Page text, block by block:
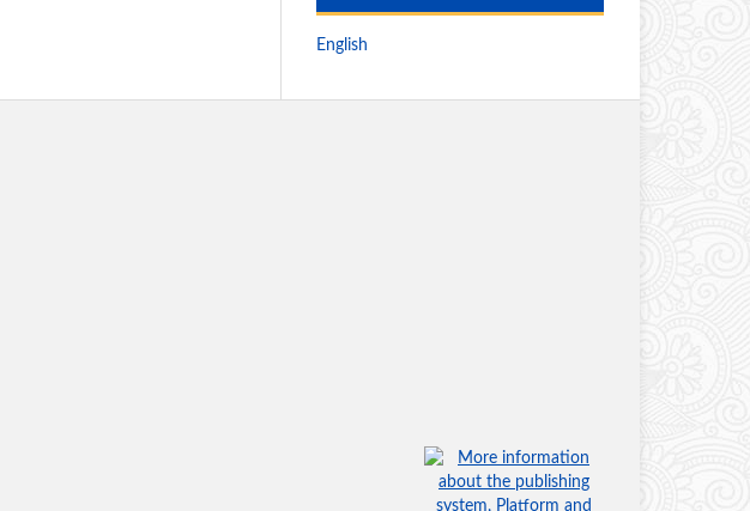
English